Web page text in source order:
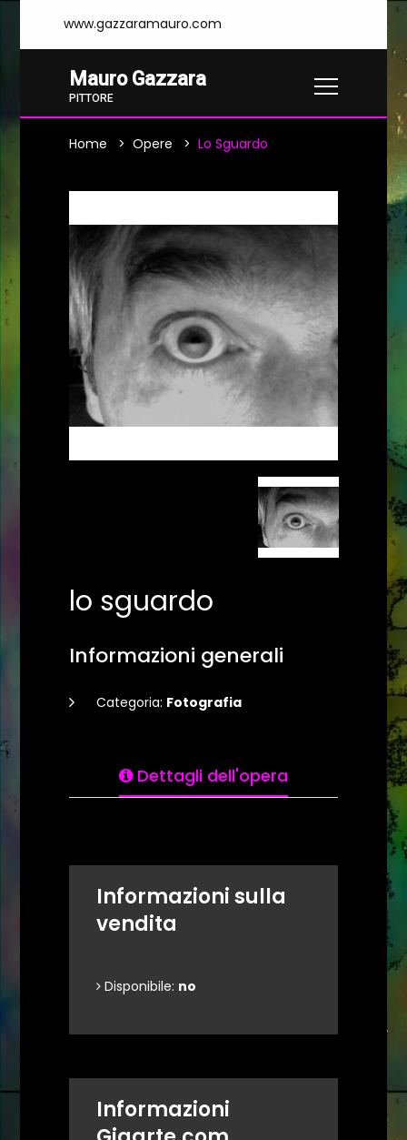
www.gazzaramauro.com
Mauro Gazzara
PITTORE
Home Opere Lo Sguardo
lo sguardo
Informazioni generali
Categoria: Fotografia
Dettagli dell'opera
Informazioni sulla
vendita
Disponibile: no
Informazioni